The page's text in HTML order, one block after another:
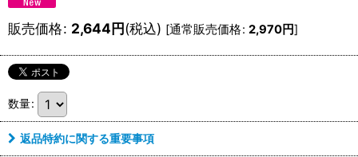
販売価格: 2,644円(税込) [通常販売価格: 2,970円]
数量:
返品特約に関する重要事項